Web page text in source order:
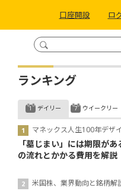
口座開設 ロ
ランキング
デイリー
マネックス人生100年デザ
「墓じまい」には期限が
の流れとかかる費用を解説
米国株、業界動向と銘柄解
ウイークリー